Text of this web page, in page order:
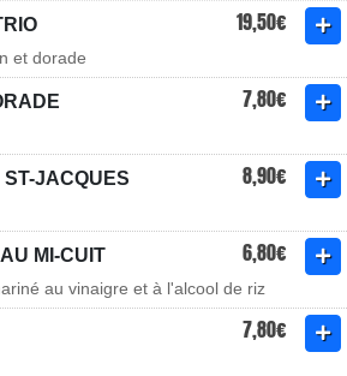
19,50€
et dorade
7,80€
JACQUES 8,90€
MI-CUIT 6,80€
au vinaigre et à l'alcool de riz
7,80€